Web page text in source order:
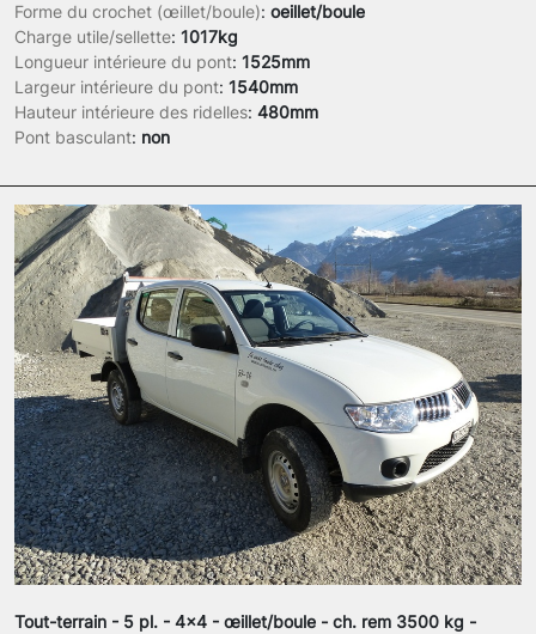
Forme du crochet (œillet/boule): oeillet/boule
Charge utile/sellette: 1017kg
Longueur intérieure du pont: 1525mm
Largeur intérieure du pont: 1540mm
Hauteur intérieure des ridelles: 480mm
Pont basculant: non
Tout-terrain - 5 pl. - 4x4 - œillet/boule - ch. rem 3500 kg -